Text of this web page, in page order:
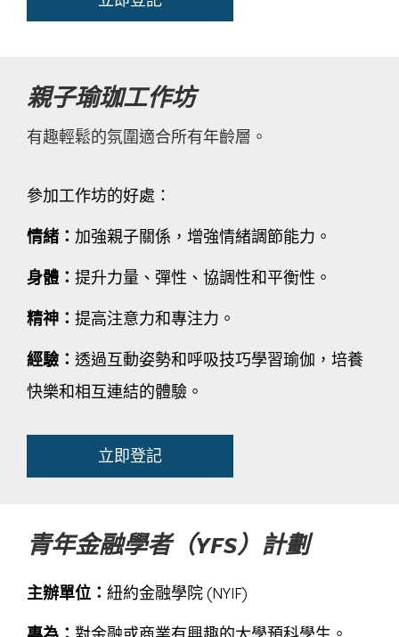
親子瑜珈工作坊
有趣輕鬆的氛圍適合所有年齡層。
參加工作坊的好處：
情緒： 加強親子關係，增強情緒調節能力。
身體： 提升力量、彈性、協調性和平衡性。
精神： 提高注意力和專注力。
經驗： 透過互動姿勢和呼吸技巧學習瑜伽，培養
快樂和相互連結的體驗。
立即登記
青年金融學者（YFS）計劃
主辦單位： 紐約金融學院 (NYIF)